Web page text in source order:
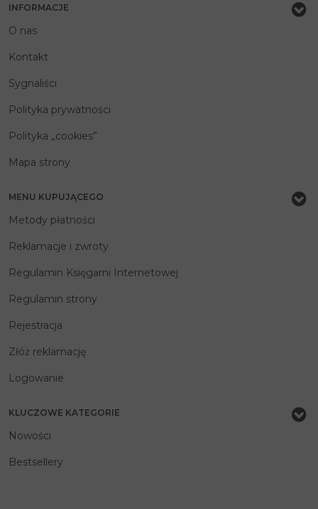
INFORMACJE
O nas
Kontakt
Sygnaliści
Polityka prywatności
Polityka „cookies”
Mapa strony
MENU KUPUJĄCEGO
Metody płatności
Reklamacje i zwroty
Regulamin Księgarni Internetowej
Regulamin strony
Rejestracja
Złóż reklamację
Logowanie
KLUCZOWE KATEGORIE
Nowości
Bestsellery